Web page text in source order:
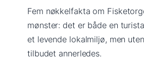
Fem nøkkelfakta om
mønster: det er både en
et levende lokalmiljø, men
tilbudet annerledes.